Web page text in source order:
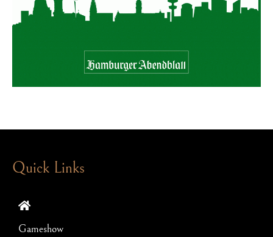
Quick Links
Gameshow